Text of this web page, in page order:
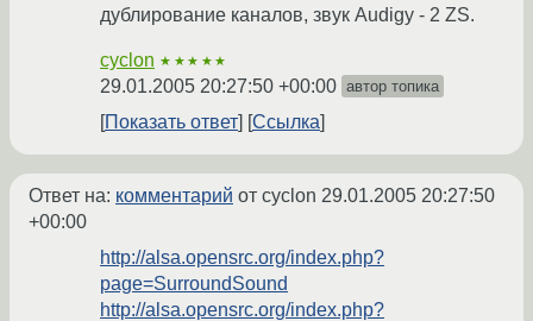
дублирование каналов, звук Audigy - 2 ZS.
cyclon ★★★★★
29.01.2005 20:27:50 +00:00 автор топика
Показать ответ Ссылка
Ответ на: комментарий от cyclon 29.01.2005 20:27:50
+00:00
http://alsa.opensrc.org/index.php?
page=SurroundSound
http://alsa.opensrc.org/index.php?